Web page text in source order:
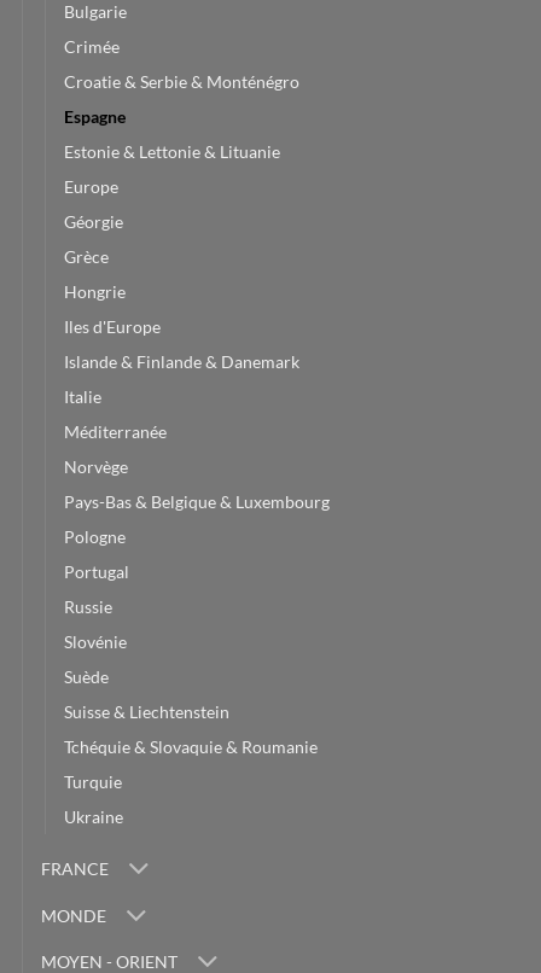
Bulgarie
Crimée
Croatie & Serbie & Monténégro
Espagne
Estonie & Lettonie & Lituanie
Europe
Géorgie
Grèce
Hongrie
Iles d'Europe
Islande & Finlande & Danemark
Italie
Méditerranée
Norvège
Pays-Bas & Belgique & Luxembourg
Pologne
Portugal
Russie
Slovénie
Suède
Suisse & Liechtenstein
Tchéquie & Slovaquie & Roumanie
Turquie
Ukraine
FRANCE
MONDE
MOYEN - ORIENT